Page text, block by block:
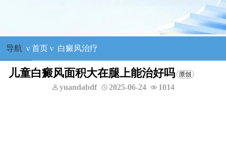
导航 ν 首页ν 白癜风治疗
儿童白癜风面积大在腿上能治好吗
yuandabdf 2025-06-24 1014